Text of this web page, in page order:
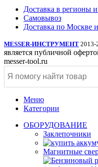
Доставка в регионы
Самовывоз
Доставка по Москве
MESSER-ИНСТРУМЕНТ 2013-
является публичной
messer-tool.ru
Меню
Категории
ОБОРУДОВАНИЕ
Заклепочники
Магнитные